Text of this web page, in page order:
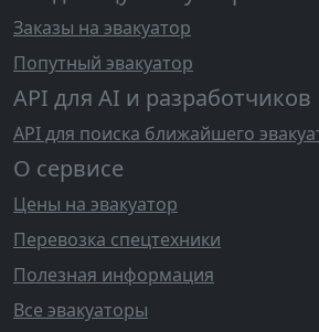
Заказы на эвакуатор
Попутный эвакуатор
API для AI и разработчиков
API для поиска ближайшего
О сервисе
Цены на эвакуатор
Перевозка спецтехники
Полезная информация
Все эвакуаторы